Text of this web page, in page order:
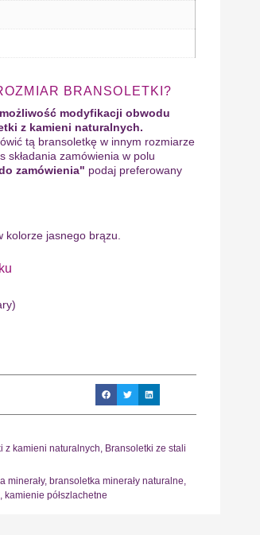
BRANSOLETKI?
modyfikacji obwodu
z kamieni naturalnych.
tą bransoletkę w innym rozmiarze
składania zamówienia w polu
zamówienia" podaj preferowany
jasnego brązu.
z kamieni naturalnych Bransoletki ze stali
minerały,bransoletka minerały naturalne
,kamienie półszlachetne